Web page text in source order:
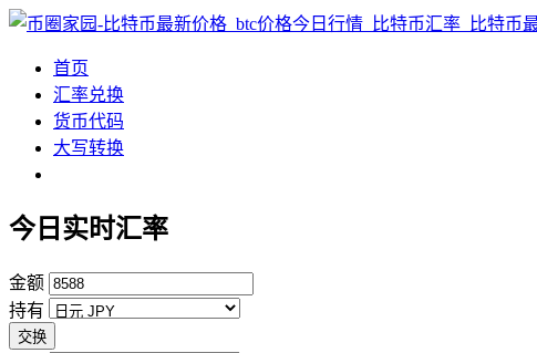
首页
汇率兑换
货币代码
大写转换
今日实时汇率
金额
持有
交换